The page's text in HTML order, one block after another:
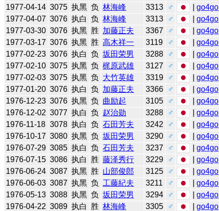
1977-04-14 3075 执黑 负 林海峰 3313 ♂ |go4go
1977-04-07 3076 执白 负 林海峰 3313 ♂ |go4go
1977-03-30 3076 执黑 胜 加藤正夫 3367 ♂ |go4go
1977-03-17 3076 执黑 胜 高木祥一 3119 ♂ |go4go
1977-02-23 3076 执白 负 坂田荣男 3288 ♂ |go4go
1977-02-10 3075 执黑 负 梶原武雄 3127 ♂ |go4go
1977-02-03 3075 执黑 负 大竹英雄 3319 ♂ |go4go
1977-01-20 3076 执白 负 加藤正夫 3366 ♂ |go4go
1976-12-23 3076 执黑 负 曲励起 3105 ♂ |go4go
1976-12-02 3077 执白 负 赵治勋 3288 ♂ |go4go
1976-11-18 3078 执白 负 石田芳夫 3242 ♂ |go4go
1976-10-17 3080 执黑 负 坂田荣男 3290 ♂ |go4go
1976-07-29 3085 执白 负 石田芳夫 3237 ♂ |go4go
1976-07-15 3086 执白 胜 藤泽秀行 3229 ♂ |go4go
1976-06-24 3087 执黑 胜 山部俊郎 3125 ♂ |go4go
1976-06-03 3087 执黑 负 工藤紀夫 3211 ♂ |go4go
1976-05-13 3088 执黑 负 坂田荣男 3294 ♂ |go4go
1976-04-22 3089 执白 胜 林海峰 3305 ♂ |go4go